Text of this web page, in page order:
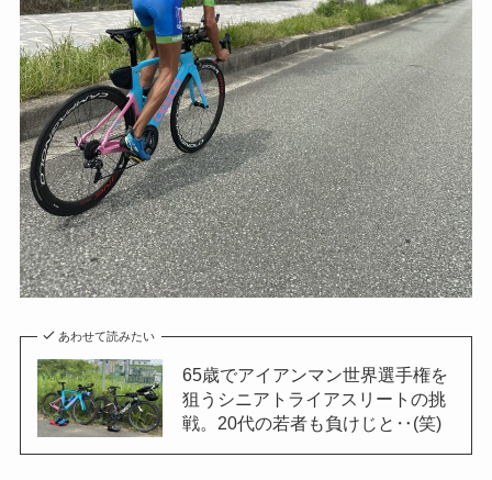
あわせて読みたい
65歳でアイアンマン世界選手権を
狙うシニアトライアスリートの挑
戦。20代の若者も負けじと‥(笑)